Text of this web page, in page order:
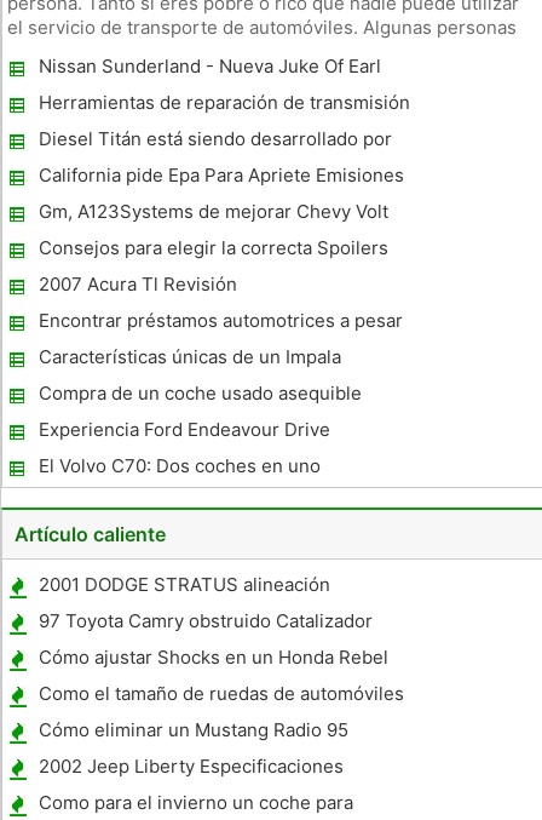
el servicio de transporte de automóviles. Algunas personas
generalmente envían sus vehículos cuando se están
moviendo a otro l
Nissan Sunderland - Nueva Juke Of Earl
Herramientas de reparación de transmisión
básicos y más allá
Diesel Titán está siendo desarrollado por
Nissan
California pide Epa Para Apriete Emisiones
Reglas
Gm, A123Systems de mejorar Chevy Volt
Batería
Consejos para elegir la correcta Spoilers
coche personalizado para su coche
2007 Acura Tl Revisión
Encontrar préstamos automotrices a pesar
de Zero Money Down
Características únicas de un Impala
Lowrider
Compra de un coche usado asequible
Experiencia Ford Endeavour Drive
El Volvo C70: Dos coches en uno
Artículo caliente
2001 DODGE STRATUS alineación
Especificaciones
97 Toyota Camry obstruido Catalizador
Síntomas
Cómo ajustar Shocks en un Honda Rebel
Como el tamaño de ruedas de automóviles
Cómo eliminar un Mustang Radio 95
2002 Jeep Liberty Especificaciones
Como para el invierno un coche para